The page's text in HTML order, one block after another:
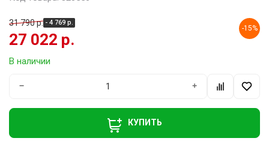
31 790 р. - 4 769 р.
27 022 р.
-15%
В наличии
− +
КУПИТЬ